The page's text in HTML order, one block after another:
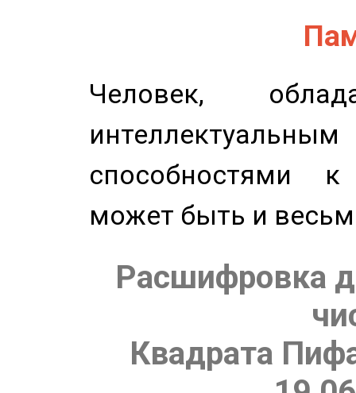
Человек,
способностями
может быть и
Расшифровка
Квадрата